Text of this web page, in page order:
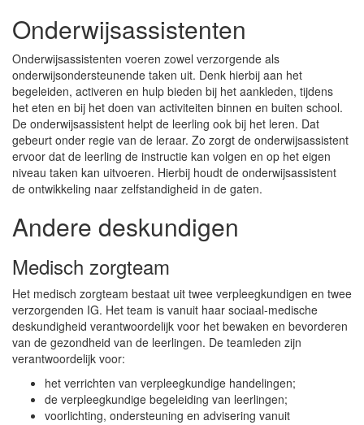
Onderwijsassistenten
Onderwijsassistenten voeren zowel verzorgende als
onderwijsondersteunende taken uit. Denk hierbij aan het
begeleiden, activeren en hulp bieden bij het aankleden, tijdens
het eten en bij het doen van activiteiten binnen en buiten school.
De onderwijsassistent helpt de leerling ook bij het leren. Dat
gebeurt onder regie van de leraar. Zo zorgt de onderwijsassistent
ervoor dat de leerling de instructie kan volgen en op het eigen
niveau taken kan uitvoeren. Hierbij houdt de onderwijsassistent
de ontwikkeling naar zelfstandigheid in de gaten.
Andere deskundigen
Medisch zorgteam
Het medisch zorgteam bestaat uit twee verpleegkundigen en twee
verzorgenden IG. Het team is vanuit haar sociaal-medische
deskundigheid verantwoordelijk voor het bewaken en bevorderen
van de gezondheid van de leerlingen. De teamleden zijn
verantwoordelijk voor:
het verrichten van verpleegkundige handelingen;
de verpleegkundige begeleiding van leerlingen;
voorlichting, ondersteuning en advisering vanuit